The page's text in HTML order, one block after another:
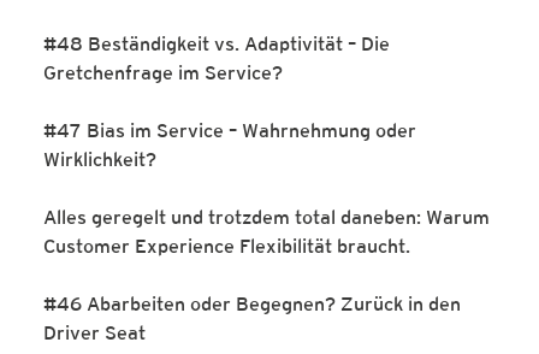
#48 Beständigkeit vs. Adaptivität – Die
Gretchenfrage im Service?
#47 Bias im Service – Wahrnehmung oder
Wirklichkeit?
Alles geregelt und trotzdem total daneben: Warum
Customer Experience Flexibilität braucht.
#46 Abarbeiten oder Begegnen? Zurück in den
Driver Seat